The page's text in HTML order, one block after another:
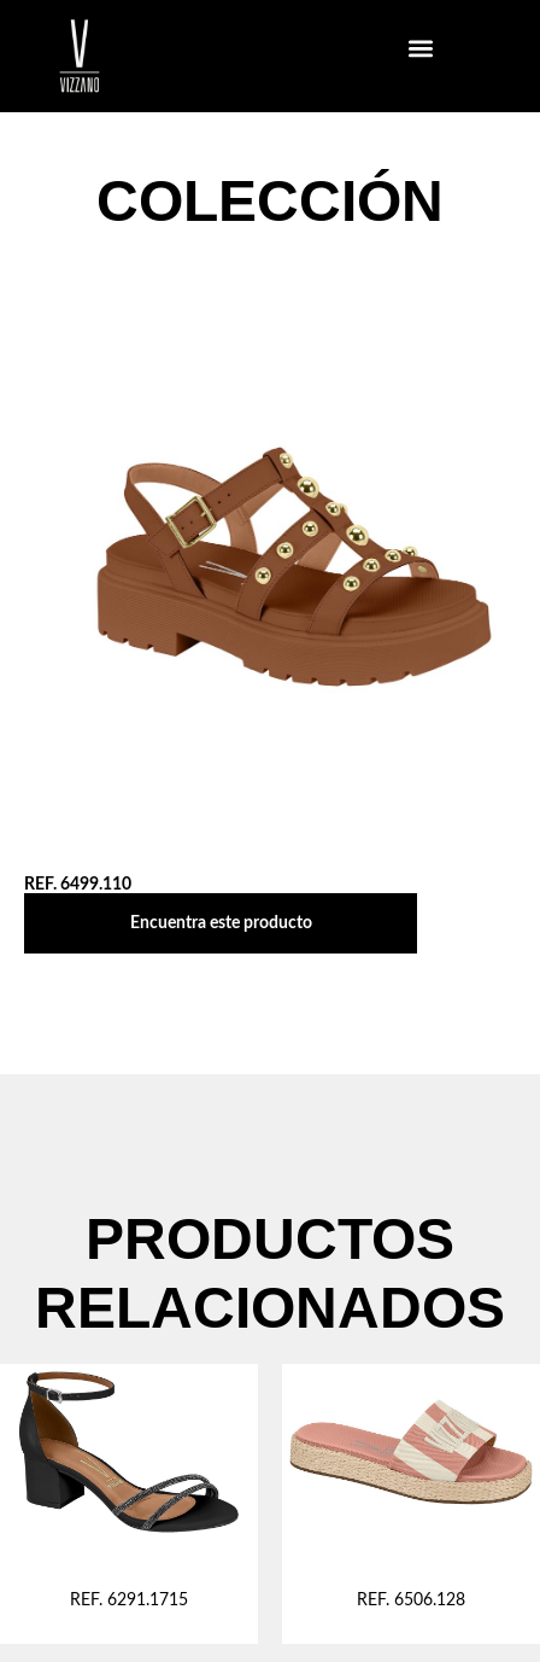
COLECCIÓN
REF. 6499.110
Encuentra este producto
PRODUCTOS
RELACIONADOS
REF. 6291.1715 REF. 6506.128